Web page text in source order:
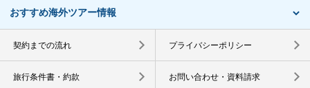
おすすめ海外ツアー情報
契約までの流れ プライバシーポリシー
旅行条件書・約款 お問い合わせ・資料請求